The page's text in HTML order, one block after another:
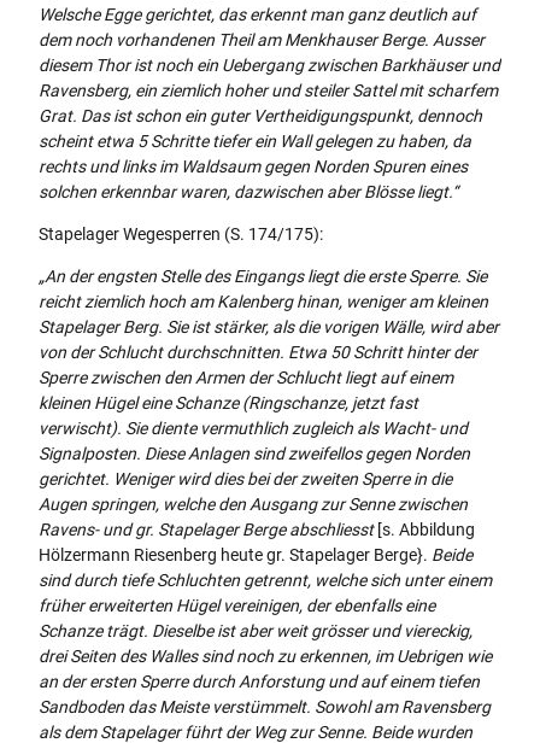
Welsche Egge gerichtet, das erkennt man ganz deutlich auf
dem noch vorhandenen Theil am Menkhauser Berge. Ausser
diesem Thor ist noch ein Uebergang zwischen Barkhäuser und
Ravensberg, ein ziemlich hoher und steiler Sattel mit scharfem
Grat. Das ist schon ein guter Vertheidigungspunkt, dennoch
scheint etwa 5 Schritte tiefer ein Wall gelegen zu haben, da
rechts und links im Waldsaum gegen Norden Spuren eines
solchen erkennbar waren, dazwischen aber Blösse liegt.“
Stapelager Wegesperren (S. 174/175):
„An der engsten Stelle des Eingangs liegt die erste Sperre. Sie
reicht ziemlich hoch am Kalenberg hinan, weniger am kleinen
Stapelager Berg. Sie ist stärker, als die vorigen Wälle, wird aber
von der Schlucht durchschnitten. Etwa 50 Schritt hinter der
Sperre zwischen den Armen der Schlucht liegt auf einem
kleinen Hügel eine Schanze (Ringschanze, jetzt fast
verwischt). Sie diente vermuthlich zugleich als Wacht- und
Signalposten. Diese Anlagen sind zweifellos gegen Norden
gerichtet. Weniger wird dies bei der zweiten Sperre in die
Augen springen, welche den Ausgang zur Senne zwischen
Ravens- und gr. Stapelager Berge abschliesst [s. Abbildung
Hölzermann Riesenberg heute gr. Stapelager Berge}. Beide
sind durch tiefe Schluchten getrennt, welche sich unter einem
früher erweiterten Hügel vereinigen, der ebenfalls eine
Schanze trägt. Dieselbe ist aber weit grösser und viereckig,
drei Seiten des Walles sind noch zu erkennen, im Uebrigen wie
an der ersten Sperre durch Anforstung und auf einem tiefen
Sandboden das Meiste verstümmelt. Sowohl am Ravensberg
als dem Stapelager führt der Weg zur Senne. Beide wurden